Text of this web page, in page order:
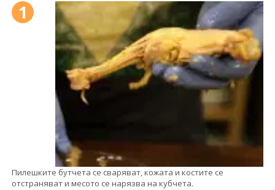
1
Пилешките бутчета се сваряват, кожата и костите се
отстраняват и месото се нарязва на кубчета.